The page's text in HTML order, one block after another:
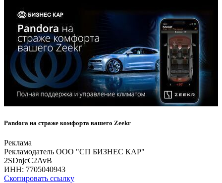
Pandora на страже комфорта вашего Zeekr
Реклама
Рекламодатель ООО "СП БИЗНЕС КАР"
2SDnjcC2AvB
ИНН: 7705040943
Скопировать ссылку